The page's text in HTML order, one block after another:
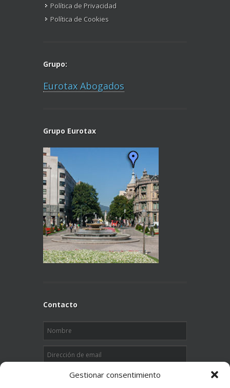
Gestionar consentimiento
Política de Privacidad
Política de Cookies
Grupo:
Eurotax Abogados
Grupo Eurotax
Contacto